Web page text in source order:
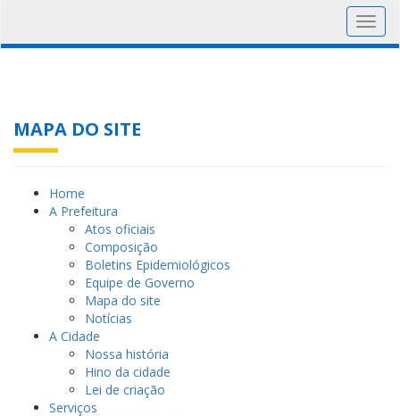
MAPA DO SITE
Home
A Prefeitura
Atos oficiais
Composição
Boletins Epidemiológicos
Equipe de Governo
Mapa do site
Notícias
A Cidade
Nossa história
Hino da cidade
Lei de criação
Serviços